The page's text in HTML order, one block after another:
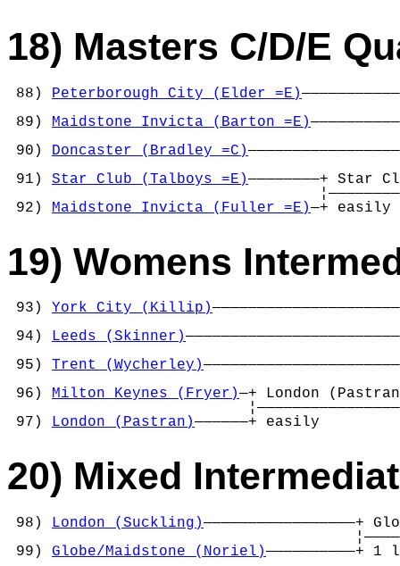
18) Masters C/D/E
88) Peterborough City (Elder =E)
89) Maidstone Invicta (Barton =E)
90) Doncaster (Bradley =C)
91) Star Club (Talboys =E)————————+ Star
92) Maidstone Invicta (Fuller =E)
19) Womens
93) York City (Killip)
94) Leeds (Skinner)
95) Trent (Wycherley)
96) Milton Keynes (Fryer)—+ London
97) London (Pastran)——————+
20) Mixed
98) London (Suckling)
99) Globe/Maidstone (Noriel)